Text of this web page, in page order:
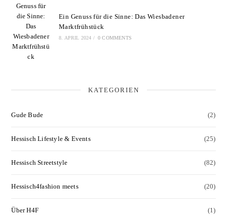
Ein Genuss für die Sinne: Das Wiesbadener
Marktfrühstück
8. APRIL 2024 / 0 COMMENTS
KATEGORIEN
Gude Bude (2)
Hessisch Lifestyle & Events (25)
Hessisch Streetstyle (82)
Hessisch4fashion meets (20)
Über H4F (1)